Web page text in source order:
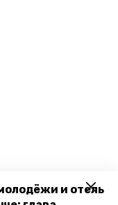
и отель